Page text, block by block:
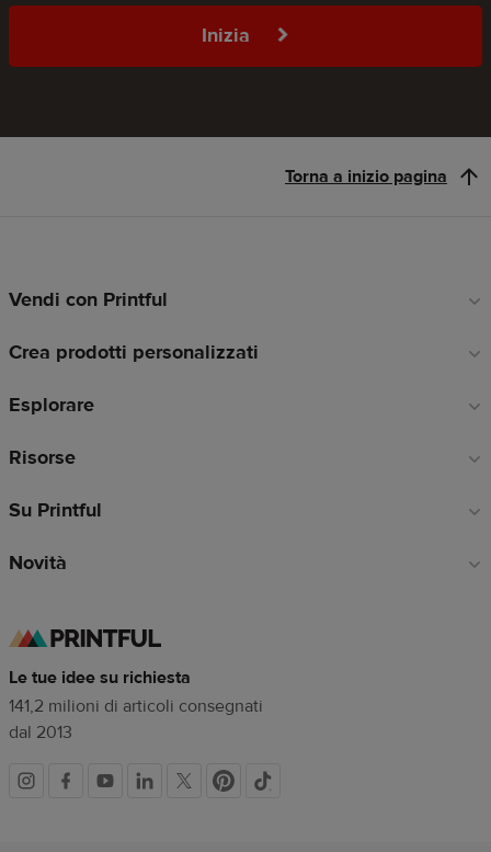
Inizia
Torna a inizio pagina
Link
piè
pagina
Vendi con Printful
Crea prodotti personalizzati
Esplorare
Risorse
Su Printful
Novità
Le tue idee su richiesta
141,2 milioni di articoli consegnati
dal 2013
Link